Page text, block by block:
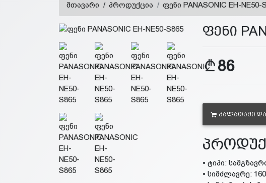
მთავარი პროდუქცია ფენი PANASONIC EH-NE50-
ფენი
86
ᲙᲐᲚᲐᲗᲐᲨᲘ
• ტიპი:
• სიმძლავრე: